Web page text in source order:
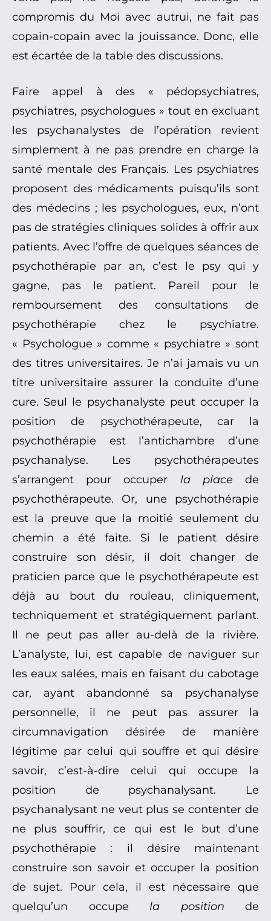
compromis du Moi avec autrui, ne fait pas
copain-copain avec la jouissance. Donc, elle
est écartée de la table des discussions.
Faire appel à des « pédopsychiatres,
psychiatres, psychologues » tout en excluant
les psychanalystes de l’opération revient
simplement à ne pas prendre en charge la
santé mentale des Français. Les psychiatres
proposent des médicaments puisqu’ils sont
des médecins ; les psychologues, eux, n’ont
pas de stratégies cliniques solides à offrir aux
patients. Avec l’offre de quelques séances de
psychothérapie par an, c’est le psy qui y
gagne, pas le patient. Pareil pour le
remboursement des consultations de
psychothérapie chez le psychiatre.
« Psychologue » comme « psychiatre » sont
des titres universitaires. Je n’ai jamais vu un
titre universitaire assurer la conduite d’une
cure. Seul le psychanalyste peut occuper la
position de psychothérapeute, car la
psychothérapie est l’antichambre d’une
psychanalyse. Les psychothérapeutes
s’arrangent pour occuper la place de
psychothérapeute. Or, une psychothérapie
est la preuve que la moitié seulement du
chemin a été faite. Si le patient désire
construire son désir, il doit changer de
praticien parce que le psychothérapeute est
déjà au bout du rouleau, cliniquement,
techniquement et stratégiquement parlant.
Il ne peut pas aller au-delà de la rivière.
L’analyste, lui, est capable de naviguer sur
les eaux salées, mais en faisant du cabotage
car, ayant abandonné sa psychanalyse
personnelle, il ne peut pas assurer la
circumnavigation désirée de manière
légitime par celui qui souffre et qui désire
savoir, c’est-à-dire celui qui occupe la
position de psychanalysant. Le
psychanalysant ne veut plus se contenter de
ne plus souffrir, ce qui est le but d’une
psychothérapie : il désire maintenant
construire son savoir et occuper la position
de sujet. Pour cela, il est nécessaire que
quelqu’un occupe la position de